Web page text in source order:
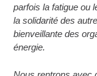
parfois la fatigue ou
la solidarité des
bienveillante des
énergie.